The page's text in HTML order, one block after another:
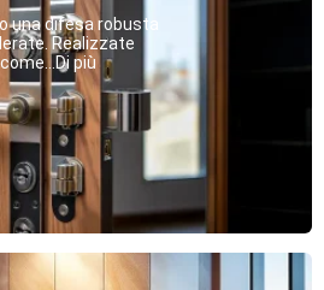
una difesa robusta
Realizzate
più